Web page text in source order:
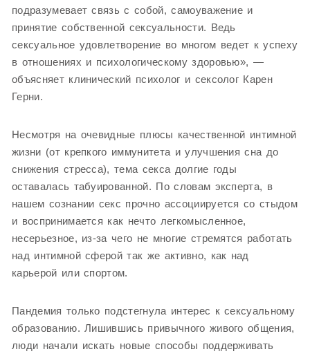
подразумевает связь с собой, самоуважение и
принятие собственной сексуальности. Ведь
сексуальное удовлетворение во многом ведет к успеху
в отношениях и психологическому здоровью», —
объясняет клинический психолог и сексолог Карен
Герни.
Несмотря на очевидные плюсы качественной интимной
жизни (от крепкого иммунитета и улучшения сна до
снижения стресса), тема секса долгие годы
оставалась табуированной. По словам эксперта, в
нашем сознании секс прочно ассоциируется со стыдом
и воспринимается как нечто легкомысленное,
несерьезное, из-за чего не многие стремятся работать
над интимной сферой так же активно, как над
карьерой или спортом.
Пандемия только подстегнула интерес к сексуальному
образованию. Лишившись привычного живого общения,
люди начали искать новые способы поддерживать